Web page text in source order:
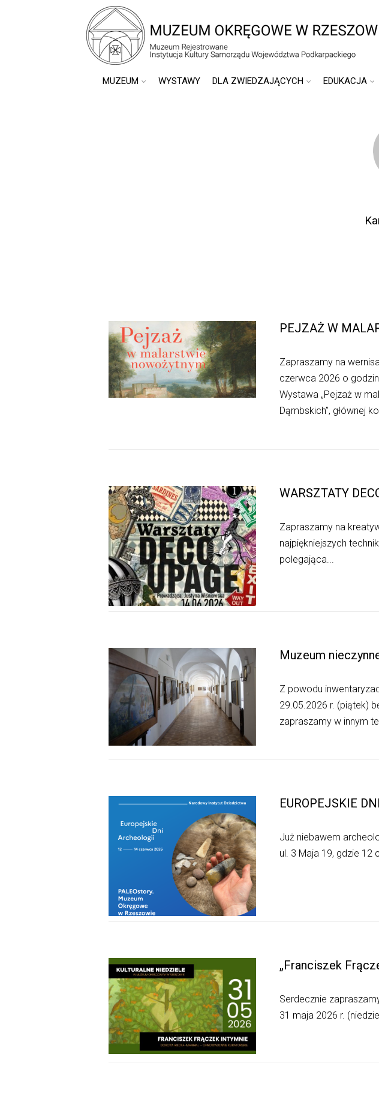
MUZEUM WYSTAWY DLA ZWIEDZAJĄCYCH EDUKACJA
PEJZAŻ W
Zapraszamy na
czerwca 2026 o
Wystawa „Pejzaż w
Dąmbskich”, głównej
WARSZTATY
Zapraszamy na
najpiękniejszych
polegająca...
Muzeum
Z powodu
29.05.2026 r. (piątek)
zapraszamy w innym
EUROPEJSKIE
Już niebawem
ul. 3 Maja 19, gdzie 12
„Franciszek
Serdecznie
31 maja 2026 r.